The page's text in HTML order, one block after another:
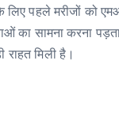
लिए पहले मरीजों को
सामना करना पड़ता
मिली है।